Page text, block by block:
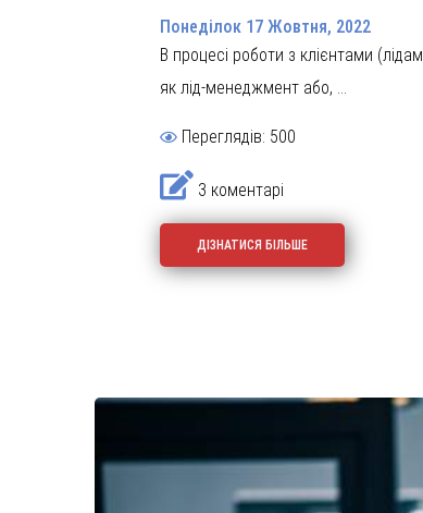
Понеділок 17 Жовтня, 2022
В процесі роботи з клієнтами
як лід-менеджмент або, ...
Переглядів: 500
3 коментарі
ДІЗНАТИСЯ БІЛЬШЕ